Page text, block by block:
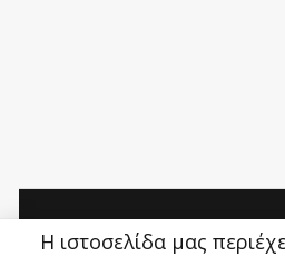
Η ιστοσελίδα μας